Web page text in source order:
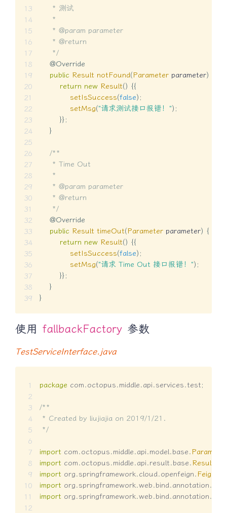
     * 测试
     *
     * @param parameter
     * @return
     */
@Override
public Result notFound(Parameter parameter)
return new Result() {{
setIsSuccess(false) ;
setMsg("请求测试接口报错！") ;
}};
}
/**
     * Time Out
     *
     * @param parameter
     * @return
     */
@Override
public Result timeOut(Parameter parameter) {
return new Result() {{
setIsSuccess(false) ;
setMsg("请求 Time Out 接口报错！") ;
}};
}
}
使用 fallbackFactory 参数
TestServiceInterface.java
package com.octopus.middle.api.services.test;
/**
* Created by liujiajia on 2019/1/21.
*/
import com.octopus.middle.api.model.base.Parameter
import com.octopus.middle.api.result.base.Result
import org.springframework.cloud.openfeign.
import org.springframework.web.bind.annotation.
import org.springframework.web.bind.annotation.